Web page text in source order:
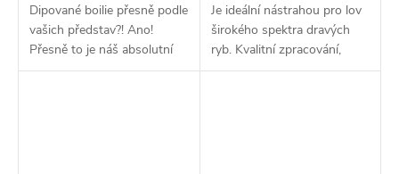
Dipované boilie přesně podle
vašich představ?! Ano!
Přesně to je náš absolutní
bestseller v novém balení.
Je ideální nástrahou pro lov
širokého spektra dravých
ryb. Kvalitní zpracování,
dráždivý pohyb a intenzivní